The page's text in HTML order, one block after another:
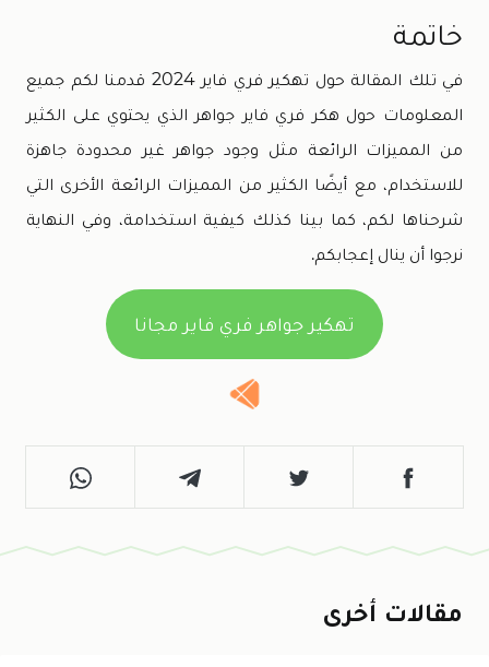
خاتمة
في تلك المقالة حول تهكير فري فاير 2024 قدمنا لكم جميع
المعلومات حول هكر فري فاير جواهر الذي يحتوي على الكثير
من المميزات الرائعة مثل وجود جواهر غير محدودة جاهزة
للاستخدام، مع أيضًا الكثير من المميزات الرائعة الأخرى التي
شرحناها لكم، كما بينا كذلك كيفية استخدامة، وفي النهاية
نرجوا أن ينال إعجابكم.
تهكير جواهر فري فاير مجانا
مقالات أخرى